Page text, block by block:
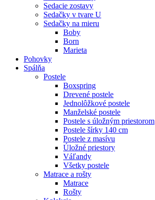
Sedacie zostavy
Sedačky v tvare U
Sedačky na mieru
Boby
Born
Marieta
Pohovky
Spálňa
Postele
Boxspring
Drevené postele
Jednolôžkové postele
Manželské postele
Postele s úložným priestorom
Postele šírky 140 cm
Postele z masívu
Úložné priestory
Váľandy
Všetky postele
Matrace a rošty
Matrace
Rošty